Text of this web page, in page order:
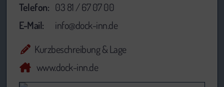
Telefon: 03 81 / 67 07 00
E-Mail:
info@dock-inn.de
Kurzbeschreibung & Lage
www.dock-inn.de